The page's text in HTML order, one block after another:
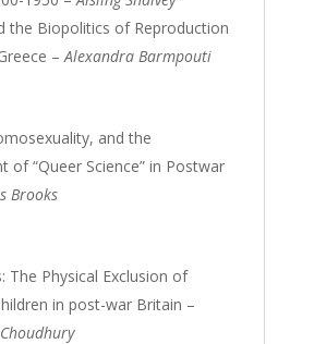
the Biopolitics of Reproduction
–Alexandra Barmpouti
and the
of “Queer Science” in Postwar
Brooks
The Physical Exclusion of
in post-war Britain –